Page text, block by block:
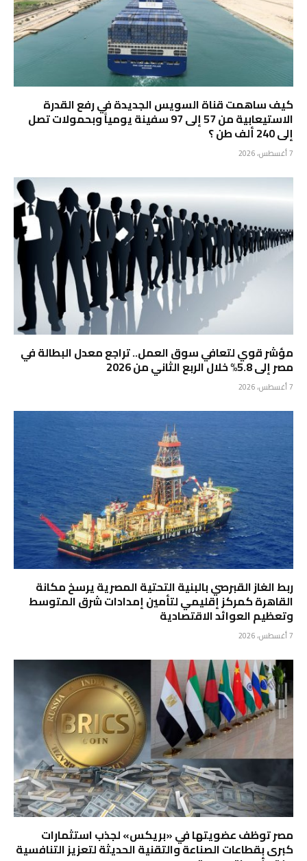
كيف ساهمت قناة السويس الجديدة في رفع القدرة
الاستيعابية من 57 إلى 97 سفينة يومياً وبحمولات تصل
إلى 240 ألف طن ؟
7 أغسطس، 2026
مؤشر قوي لتعافي سوق العمل.. تراجع معدل البطالة في
مصر إلى 5.8% خلال الربع الثاني من 2026
7 أغسطس، 2026
ربط الغاز القبرصي بالبنية التحتية المصرية يرسخ مكانة
القاهرة كمركز إقليمي لتأمين إمدادات شرق المتوسط
وتعظيم العوائد الاقتصادية
7 أغسطس، 2026
مصر توظف عضويتها في «بريكس» لجذب استثمارات
كبرى بقطاعات الصناعة والتقنية الحديثة لتعزيز التنافسية